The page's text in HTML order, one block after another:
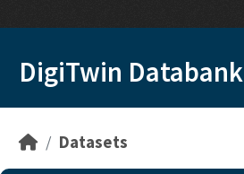
DigiTwin Databank
Datasets